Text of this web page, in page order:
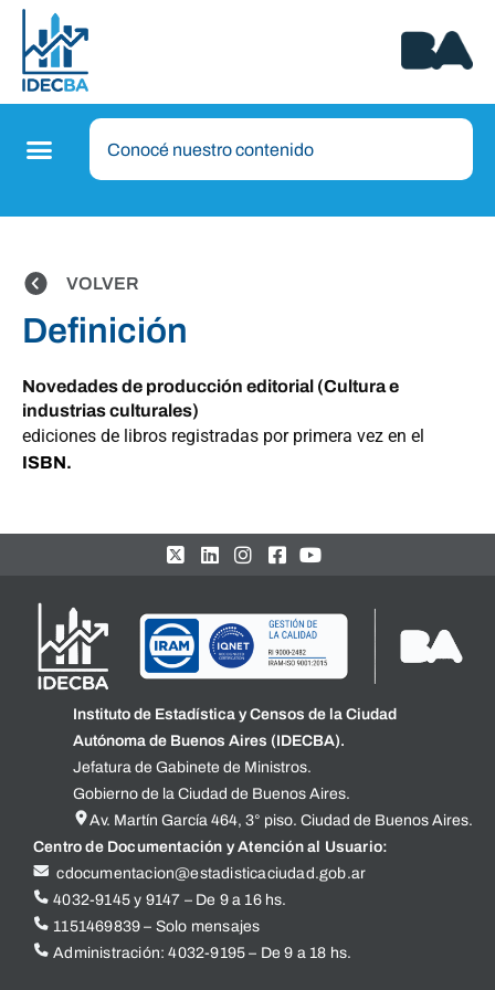
VOLVER
Definición
Novedades de producción editorial (Cultura e
industrias culturales)
ediciones de libros registradas por primera vez en el
ISBN.
Instituto de Estadística y Censos de la Ciudad
Autónoma de Buenos Aires (IDECBA).
Jefatura de Gabinete de Ministros.
Gobierno de la Ciudad de Buenos Aires.
Av. Martín García 464, 3° piso. Ciudad de Buenos Aires.
Centro de Documentación y Atención al Usuario:
cdocumentacion@estadisticaciudad.gob.ar
4032-9145 y 9147 – De 9 a 16 hs.
1151469839 – Solo mensajes
Administración: 4032-9195 – De 9 a 18 hs.